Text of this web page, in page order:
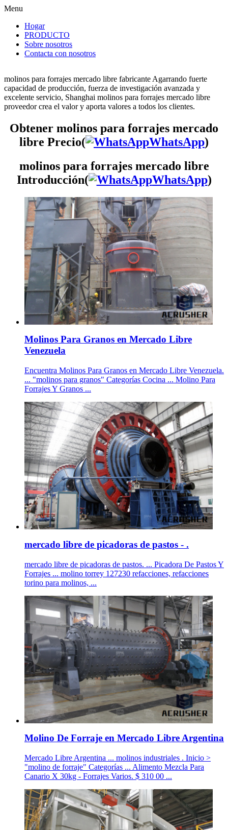
Menu
Hogar
PRODUCTO
Sobre nosotros
Contacta con nosotros
molinos para forrajes mercado libre fabricante Agarrando fuerte
capacidad de producción, fuerza de investigación avanzada y
excelente servicio, Shanghai molinos para forrajes mercado libre
proveedor crea el valor y aporta valores a todos los clientes.
Obtener molinos para forrajes mercado
libre Precio(
WhatsApp)
molinos para forrajes mercado libre
Introducción(
WhatsApp)
Molinos Para Granos en Mercado Libre
Venezuela
Encuentra Molinos Para Granos en Mercado Libre Venezuela.
... "molinos para granos" Categorías Cocina ... Molino Para
Forrajes Y Granos ...
mercado libre de picadoras de pastos - .
mercado libre de picadoras de pastos. ... Picadora De Pastos Y
Forrajes ... molino torrey 127230 refacciones, refacciones
torino para molinos, ...
Molino De Forraje en Mercado Libre Argentina
Mercado Libre Argentina ... molinos industriales . Inicio >
"molino de forraje" Categorías ... Alimento Mezcla Para
Canario X 30kg - Forrajes Varios. $ 310 00 ...